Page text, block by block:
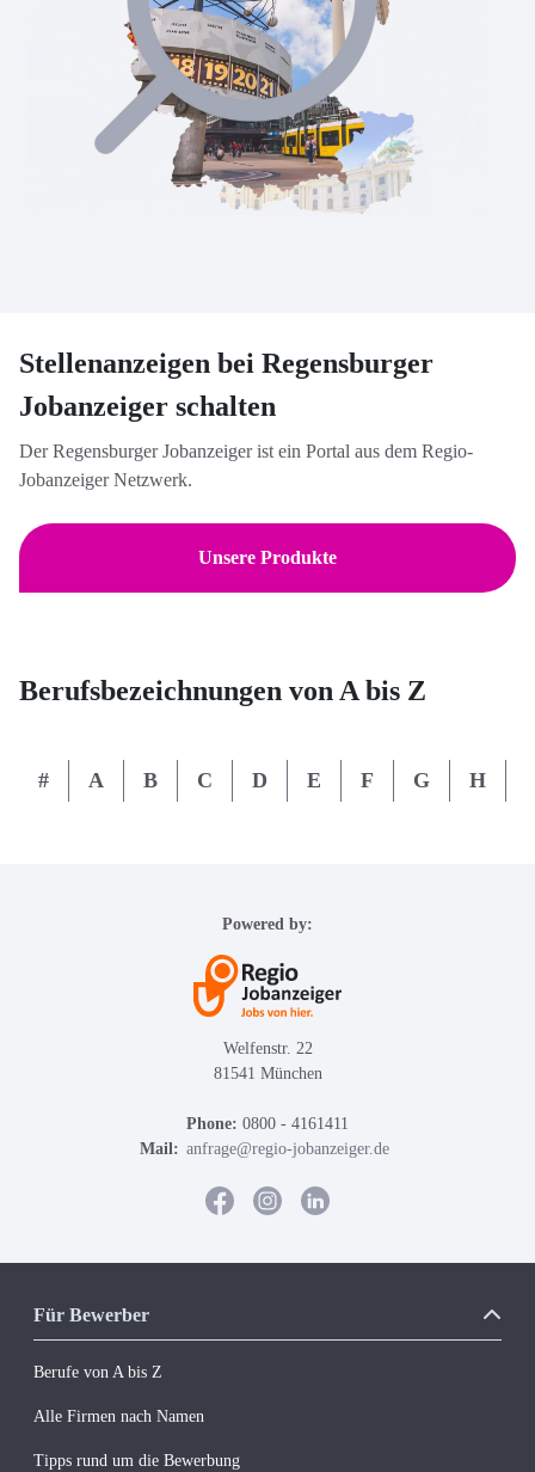
Stellenanzeigen bei Regensburger
Jobanzeiger schalten
Der Regensburger Jobanzeiger ist ein Portal aus dem Regio-
Jobanzeiger Netzwerk.
Unsere Produkte
Berufsbezeichnungen von A bis Z
# A B C D E F G H
Powered by:
Welfenstr. 22
81541 München
Phone: 0800 - 4161411
Mail: anfrage@regio-jobanzeiger.de
Für Bewerber
Berufe von A bis Z
Alle Firmen nach Namen
Tipps rund um die Bewerbung